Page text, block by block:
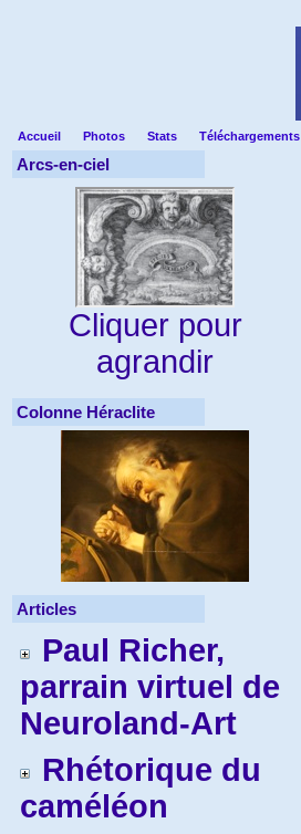
Accueil Photos Stats Téléchargements
Arcs-en-ciel
Cliquer pour
agrandir
Colonne Héraclite
Articles
Paul Richer,
parrain virtuel de
Neuroland-Art
Rhétorique du
caméléon